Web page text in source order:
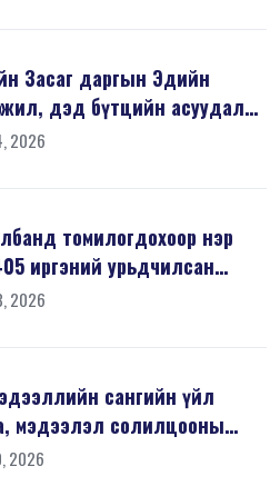
Засаг даргын Эдийн
дэд бүтцийн асуудал
2026
томилогдохоор нэр
иргэний урьдчилсан
2026
сангийн үйл
2026